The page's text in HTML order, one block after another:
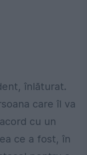
înlăturat.
care îl va
cu un
ce a fost, în